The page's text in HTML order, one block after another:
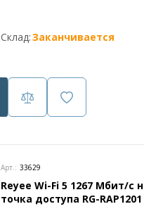
Склад:Заканчивается
Арт.: 33629
Reyee Wi-Fi 5 1267 Мбит/с
точка доступа RG-RAP1201